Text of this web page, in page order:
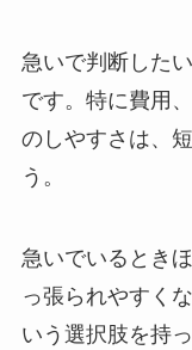
急いで判断した
です。特に費用
のしやすさは、
う。
急いでいるとき
っ張られやすくな
いう選択肢を持